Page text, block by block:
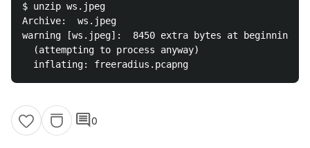
$ unzip ws.jpeg
Archive:  ws.jpeg
warning [ws.jpeg]:  8450 extra bytes at beginning
  (attempting to process anyway)
comment0